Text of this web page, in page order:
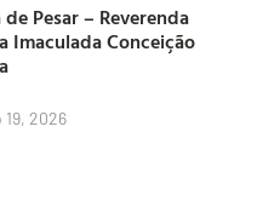
Pesar – Reverenda
Imaculada Conceição
19, 2026